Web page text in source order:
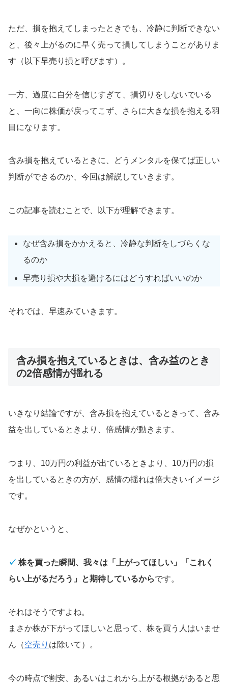
ただ、損を抱えてしまったときでも、冷静に判断できない
と、後々上がるのに早く売って損してしまうことがありま
す（以下早売り損と呼びます）。
一方、過度に自分を信じすぎて、損切りをしないでいる
と、一向に株価が戻ってこず、さらに大きな損を抱える羽
目になります。
含み損を抱えているときに、どうメンタルを保てば正しい
判断ができるのか、今回は解説していきます。
この記事を読むことで、以下が理解できます。
なぜ含み損をかかえると、冷静な判断をしづらくな
るのか
早売り損や大損を避けるにはどうすればいいのか
それでは、早速みていきます。
含み損を抱えているときは、含み益のとき
の2倍感情が揺れる
いきなり結論ですが、含み損を抱えているときって、含み
益を出しているときより、倍感情が動きます。
つまり、10万円の利益が出ているときより、10万円の損
を出しているときの方が、感情の揺れは倍大きいイメージ
です。
なぜかというと、
✓ 株を買った瞬間、我々は「上がってほしい」「これく
らい上がるだろう」と期待しているからです。
それはそうですよね。
まさか株が下がってほしいと思って、株を買う人はいませ
ん（空売り は除いて）。
今の時点で割安、あるいはこれから上がる根拠があると思